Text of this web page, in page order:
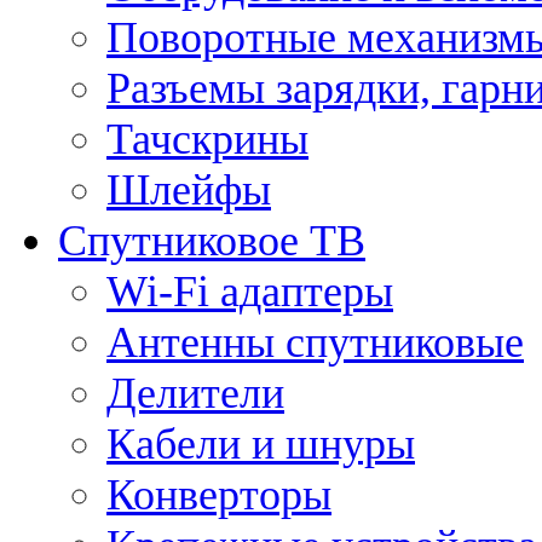
Поворотные
Разъемы зарядки,
Тачскрины
Шлейфы
Спутниковое ТВ
Wi-Fi адаптеры
Антенны спутниковые
Делители
Кабели и шнуры
Конверторы